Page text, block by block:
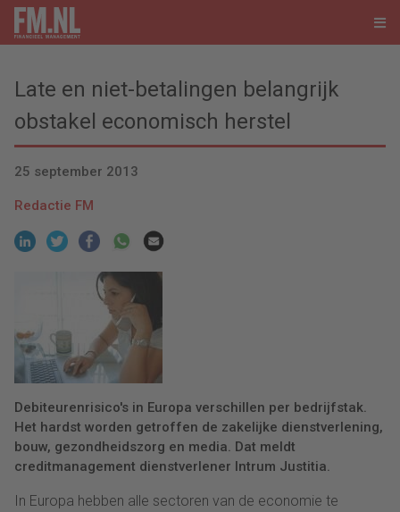
Late en niet-betalingen belangrijk
obstakel economisch herstel
25 september 2013
Redactie FM
Debiteurenrisico's in Europa verschillen per bedrijfstak.
Het hardst worden getroffen de zakelijke dienstverlening,
bouw, gezondheidszorg en media. Dat meldt
creditmanagement dienstverlener Intrum Justitia.
In Europa hebben alle sectoren van de economie te